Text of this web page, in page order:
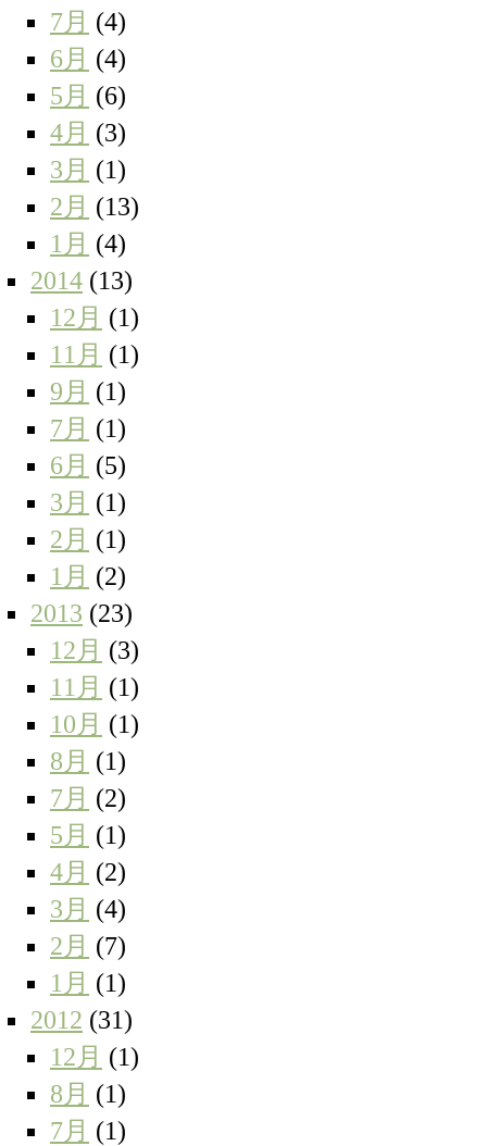
7月 (4)
6月 (4)
5月 (6)
4月 (3)
3月 (1)
2月 (13)
1月 (4)
2014 (13)
12月 (1)
11月 (1)
9月 (1)
7月 (1)
6月 (5)
3月 (1)
2月 (1)
1月 (2)
2013 (23)
12月 (3)
11月 (1)
10月 (1)
8月 (1)
7月 (2)
5月 (1)
4月 (2)
3月 (4)
2月 (7)
1月 (1)
2012 (31)
12月 (1)
8月 (1)
7月 (1)